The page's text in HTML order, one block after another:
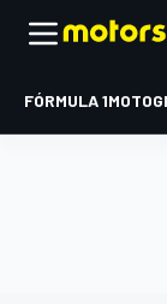
FÓRMULA 1